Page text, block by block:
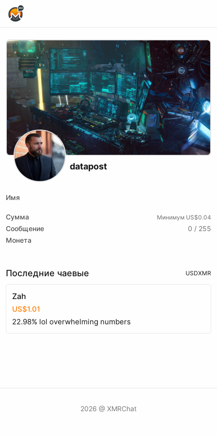
datapost
Имя
Сумма Минимум US$0.04
Сообщение
0 / 255
Монета
Последние чаевые USDXMR
Zah
US$1.01
22.98% lol overwhelming numbers
2026 @ XMRChat